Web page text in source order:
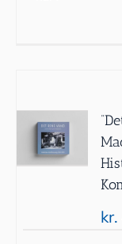
kr.